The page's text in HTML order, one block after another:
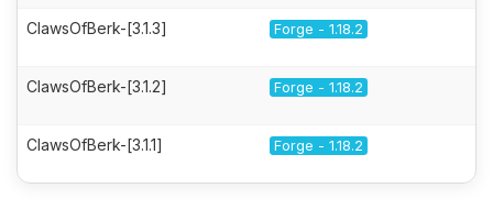
ClawsOfBerk-[3.1.3] Forge - 1.18.2
ClawsOfBerk-[3.1.2] Forge - 1.18.2
ClawsOfBerk-[3.1.1] Forge - 1.18.2